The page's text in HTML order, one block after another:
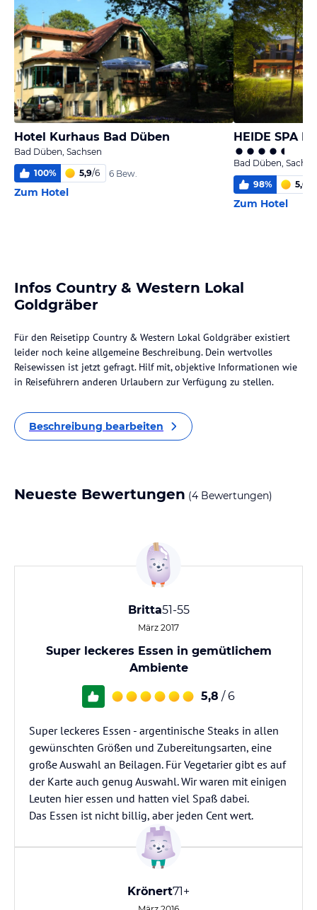
Hotel Kurhaus Bad Düben
Bad Düben, Sachsen
100% 5,9/6 6 Bew.
Zum Hotel
HEIDE SPA
Bad Düben,
98% 5,6
Zum Hotel
Infos Country & Western Lokal
Goldgräber
Für den Reisetipp Country & Western Lokal Goldgräber existiert
leider noch keine allgemeine Beschreibung. Dein wertvolles
Reisewissen ist jetzt gefragt. Hilf mit, objektive Informationen wie
in Reiseführern anderen Urlaubern zur Verfügung zu stellen.
Beschreibung bearbeiten
Neueste Bewertungen (4 Bewertungen)
Britta51-55
März 2017
Super leckeres Essen in gemütlichem
Ambiente
5,8 / 6
Super leckeres Essen - argentinische Steaks in allen
gewünschten Größen und Zubereitungsarten, eine
große Auswahl an Beilagen. Für Vegetarier gibt es auf
der Karte auch genug Auswahl. Wir waren mit einigen
Leuten hier essen und hatten viel Spaß dabei.
Das Essen ist nicht billig, aber jeden Cent wert.
Krönert71+